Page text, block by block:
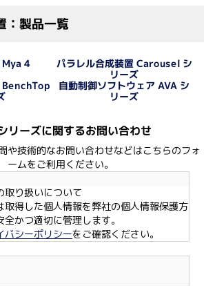
：製品一覧
Mya 4 パラレル合成装置 Carousel シ
リーズ
BenchTop 自動制御ソフトウェア AVA シ
リーズ
リーズに関するお問い合わせ
や技術的なお問い合わせなどはこちらのフォ
ームをご利用ください。
取り扱いについて
取得した個人情報を弊社の個人情報保護方
かつ適切に管理します。
バシーポリシーをご確認ください。